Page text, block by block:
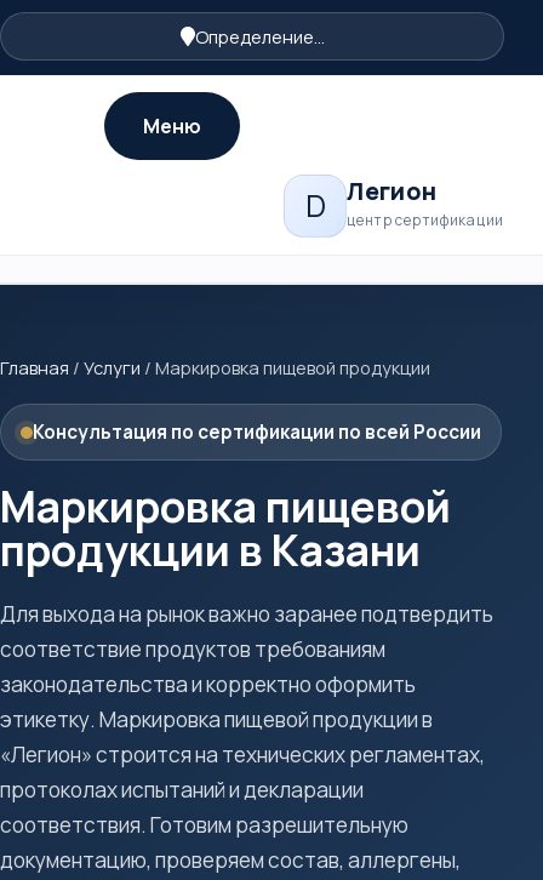
Определение...
D Легион
центр сертификации
Меню
Главная / Услуги / Маркировка пищевой продукции
Консультация по сертификации по всей России
Маркировка пищевой
продукции в Казани
Для выхода на рынок важно заранее подтвердить
соответствие продуктов требованиям
законодательства и корректно оформить
этикетку. Маркировка пищевой продукции в
«Легион» строится на технических регламентах,
протоколах испытаний и декларации
соответствия. Готовим разрешительную
документацию, проверяем состав, аллергены,